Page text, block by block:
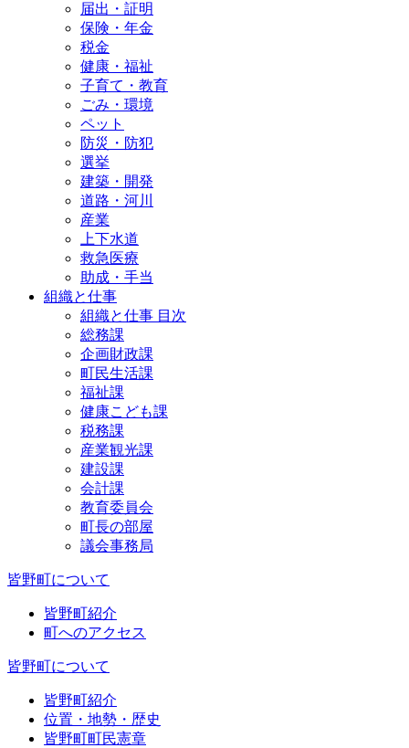
届出・証明
保険・年金
税金
健康・福祉
子育て・教育
ごみ・環境
ペット
防災・防犯
選挙
建築・開発
道路・河川
産業
上下水道
救急医療
助成・手当
組織と仕事
組織と仕事 目次
総務課
企画財政課
町民生活課
福祉課
健康こども課
税務課
産業観光課
建設課
会計課
教育委員会
町長の部屋
議会事務局
皆野町について
皆野町紹介
町へのアクセス
皆野町について
皆野町紹介
位置・地勢・歴史
皆野町町民憲章